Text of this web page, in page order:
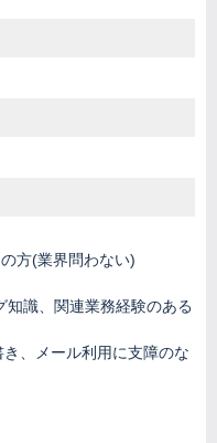
方(業界問わない)
知識、関連業務経験のある
、メール利用に支障のな